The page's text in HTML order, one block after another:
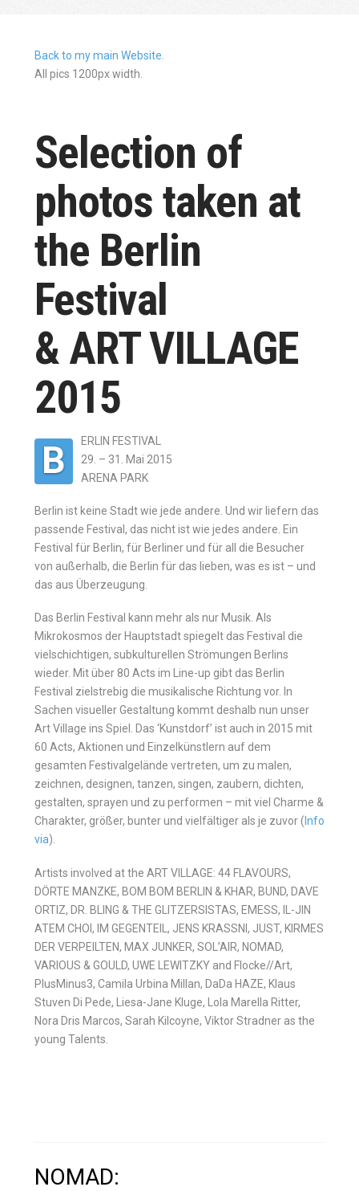
Back to my main Website.
All pics 1200px width.
Selection of
photos taken at
the Berlin
Festival
& ART VILLAGE
2015
B
ERLIN FESTIVAL
29. – 31. Mai 2015
ARENA PARK
Berlin ist keine Stadt wie jede andere. Und wir liefern das
passende Festival, das nicht ist wie jedes andere. Ein
Festival für Berlin, für Berliner und für all die Besucher
von außerhalb, die Berlin für das lieben, was es ist – und
das aus Überzeugung.
Das Berlin Festival kann mehr als nur Musik. Als
Mikrokosmos der Hauptstadt spiegelt das Festival die
vielschichtigen, subkulturellen Strömungen Berlins
wieder. Mit über 80 Acts im Line-up gibt das Berlin
Festival zielstrebig die musikalische Richtung vor. In
Sachen visueller Gestaltung kommt deshalb nun unser
Art Village ins Spiel. Das ‘Kunstdorf’ ist auch in 2015 mit
60 Acts, Aktionen und Einzelkünstlern auf dem
gesamten Festivalgelände vertreten, um zu malen,
zeichnen, designen, tanzen, singen, zaubern, dichten,
gestalten, sprayen und zu performen – mit viel Charme &
Charakter, größer, bunter und vielfältiger als je zuvor ( Info
via).
Artists involved at the ART VILLAGE: 44 FLAVOURS,
DÖRTE MANZKE, BOM BOM BERLIN & KHAR, BUND, DAVE
ORTIZ, DR. BLING & THE GLITZERSISTAS, EMESS, IL-JIN
ATEM CHOI, IM GEGENTEIL, JENS KRASSNI, JUST, KIRMES
DER VERPEILTEN, MAX JUNKER, SOL’AIR, NOMAD,
VARIOUS & GOULD, UWE LEWITZKY and Flocke//Art,
PlusMinus3, Camila Urbina Millan, DaDa HAZE, Klaus
Stuven Di Pede, Liesa-Jane Kluge, Lola Marella Ritter,
Nora Dris Marcos, Sarah Kilcoyne, Viktor Stradner as the
young Talents.
NOMAD: